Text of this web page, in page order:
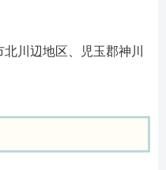
川辺地区、児玉郡神川